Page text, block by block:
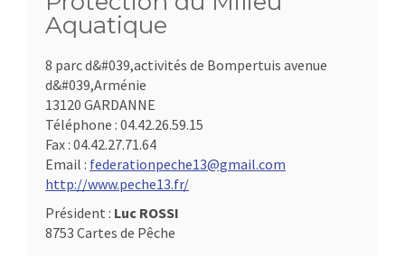
Aquatique
8 parc d&#039,activités de Bompertuis avenue
d&#039,Arménie
13120 GARDANNE
Téléphone : 04.42.26.59.15
Fax : 04.42.27.71.64
Email : federationpeche13@gmail.com
http://www.peche13.fr/
Président : Luc ROSSI
8753 Cartes de Pêche